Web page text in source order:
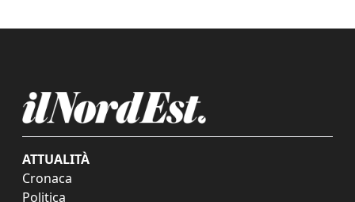
ATTUALITÀ
Cronaca
Politica